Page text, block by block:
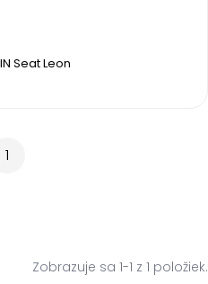
Seat Leon
1
Zobrazuje sa 1-1 z 1 položiek.